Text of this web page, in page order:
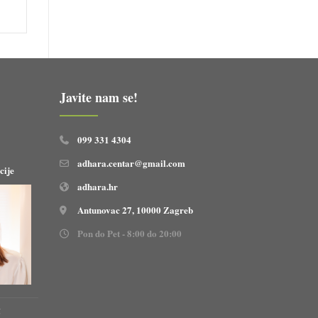
Javite nam se!
099 331 4304
adhara.centar@gmail.com
adhara.hr
Antunovac 27, 10000 Zagreb
Pon do Pet - 8:00 do 20:00